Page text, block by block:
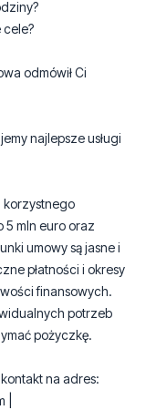
cele?
odmówił Ci
najlepsze usługi
korzystnego
5 mln euro oraz
umowy są jasne i
płatności i okresy
finansowych.
potrzeb
pożyczkę.
na adres: